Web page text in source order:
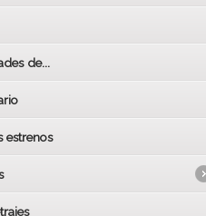
de...
estrenos